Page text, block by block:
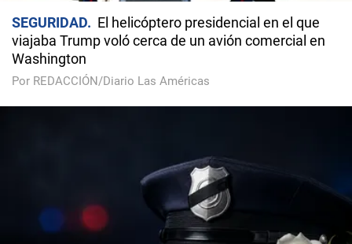
SEGURIDAD
El helicóptero presidencial en el que
viajaba Trump voló cerca de un avión comercial en
Washington
Por REDACCIÓN/Diario Las Américas